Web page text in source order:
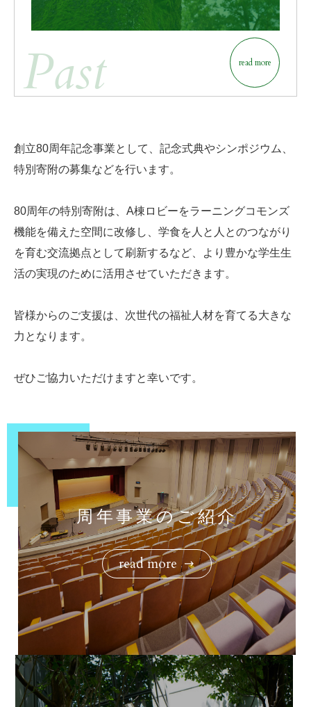
Past read more
創立80周年記念事業として、記念式典やシンポジウム、
特別寄附の募集などを行います。
80周年の特別寄附は、A棟ロビーをラーニングコモンズ
機能を備えた空間に改修し、 学食を人と人とのつながり
を育む交流拠点として刷新するなど、
より豊かな学生生
活の実現のために活用させていただきます。
皆様からのご支援は、次世代の福祉人材を育てる大きな
力となります。
ぜひご協力いただけますと幸いです。
周年事業のご紹介
read more